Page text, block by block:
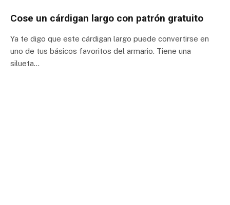
Cose un cárdigan largo con patrón gratuito
Ya te digo que este cárdigan largo puede convertirse en
uno de tus básicos favoritos del armario. Tiene una
silueta…